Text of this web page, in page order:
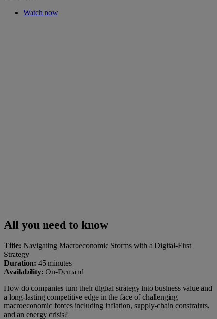
Watch now
All you need to know
Title: Navigating Macroeconomic Storms with a Digital-First
Strategy
Duration: 45 minutes
Availability: On-Demand
How do companies turn their digital strategy into business value and
a long-lasting competitive edge in the face of challenging
macroeconomic forces including inflation, supply-chain constraints,
and an energy crisis?